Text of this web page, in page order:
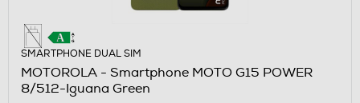
SMARTPHONE DUAL SIM
MOTOROLA - Smartphone MOTO G15 POWER
8/512-Iguana Green